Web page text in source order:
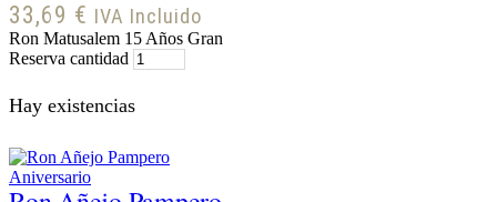
33,69 € IVA Incluido
Ron Matusalem 15 Años Gran
Reserva cantidad
Hay existencias